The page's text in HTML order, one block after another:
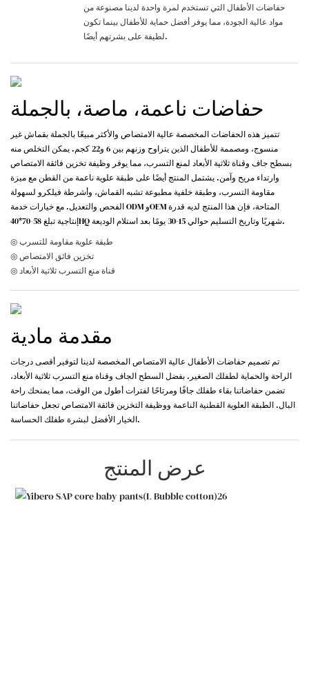
حفاضات الأطفال التي تستخدم لمرة واحدة لدينا مصنوعة من
مواد عالية الجودة، مما يوفر أفضل حماية للأطفال بينما تكون
لطيفة على بشرتهم أيضًا.
حفاضات ناعمة، ماصة، بالجملة
تتميز هذه الحفاضات المخصصة عالية الامتصاص والأكثر مبيعًا بالجملة بقماش غير
منسوج، ومصممة للأطفال الذين يتراوح وزنهم بين 6 و22 كجم. يمكن التخلص منه
بسطح جاف وقناة ثلاثية الأبعاد لمنع التسرب، مما يوفر وظيفة تخزين فائقة الامتصاص
وارتداء مريح وآمن. يشتمل المنتج أيضًا على طبقة علوية ناعمة من القطن مع ميزة
مقاومة التسرب، وطبقة خلفية مطبوعة تشبه القماش، وأشرطة فيلكرو لسهولة
الفحص والتعديل. مع خيارات خدمة ODM وOEM المتاحة، فإن هذا المنتج لديه قدرة
إنتاجية تبلغ 58-70*40HQ شهريًا وتاريخ التسليم حوالي 15-30 يومًا بعد استلام الوديعة.
◎ طبقة علوية مقاومة للتسرب
◎ تخزين فائق الامتصاص
◎ قناة منع التسرب ثلاثية الأبعاد
مقدمة مادية
تم تصميم حفاضات الأطفال عالية الامتصاص المخصصة لدينا لتوفير أقصى درجات
الراحة والحماية لطفلك الصغير. بفضل السطح الجاف وقناة منع التسرب ثلاثية الأبعاد،
تضمن حفاضاتنا بقاء طفلك جافًا ومرتاحًا لفترات أطول من الوقت، مما يمنحك راحة
البال. الطبقة العلوية القطنية الناعمة ووظيفة التخزين فائقة الامتصاص تجعل حفاضاتنا
الخيار الأفضل لبشرة طفلك الحساسة.
عرض المنتج